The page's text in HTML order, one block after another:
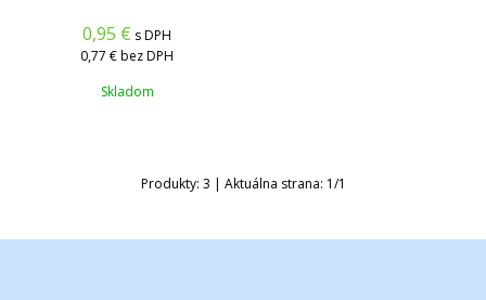
0,95 € s DPH
0,77 €bez DPH
Skladom
Produkty: 3 | Aktuálna strana: 1/1